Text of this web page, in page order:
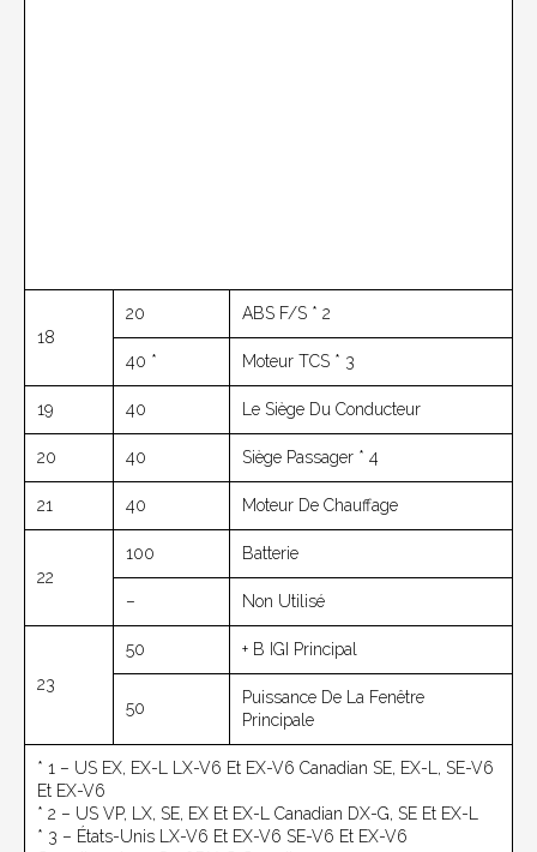
18
20 ABS F/S * 2
40 * Moteur TCS * 3
19 40 Le Siège Du Conducteur
20 40 Siège Passager * 4
21 40 Moteur De Chauffage
22
100 Batterie
– Non Utilisé
23
50 + B IGI Principal
50
Puissance De La Fenêtre
Principale
* 1 – US EX, EX-L LX-V6 Et EX-V6 Canadian SE, EX-L, SE-V6
Et EX-V6
* 2 – US VP, LX, SE, EX Et EX-L Canadian DX-G, SE Et EX-L
* 3 – États-Unis LX-V6 Et EX-V6 SE-V6 Et EX-V6